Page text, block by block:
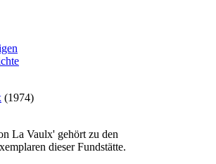
(1974)
La Vaulx' gehört zu den
dieser Fundstätte.